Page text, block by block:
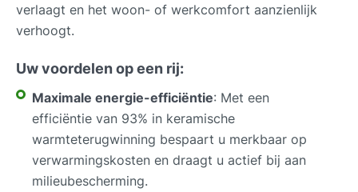
verlaagt en het woon- of werkcomfort aanzienlijk
verhoogt.
Uw voordelen op een rij:
Maximale energie-efficiëntie: Met een
efficiëntie van 93% in keramische
warmteterugwinning bespaart u merkbaar op
verwarmingskosten en draagt u actief bij aan
milieubescherming.